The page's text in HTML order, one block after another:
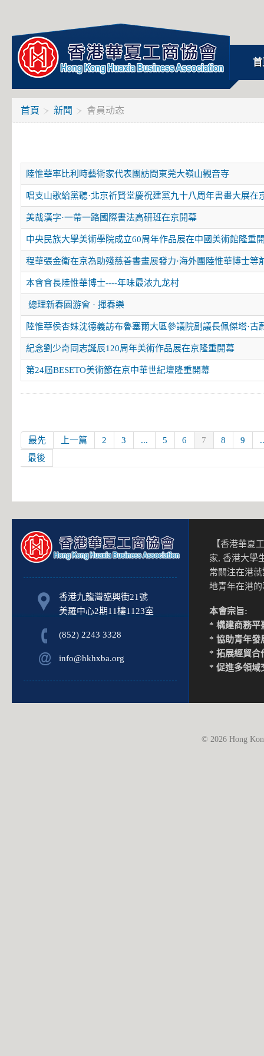
首
首頁 新聞 會員动态
陸惟華率比利時藝術家代表團訪問東莞大嶺山觀音寺
唱支山歌給黨聽·北京祈賢堂慶祝建黨九十八周年書畫大展在
美哉漢字·一帶一路國際書法高研班在京開幕
中央民族大學美術學院成立60周年作品展在中國美術館隆重
程華張金衛在京為助殘慈善書畫展發力·海外團陸惟華博士等
本會會長陸惟華博士----年味最浓九龙村
總理新春園游會 · 揮春樂
陸惟華侯杏妹沈德義訪布魯塞爾大區參議院副議長佩傑塔·古
紀念劉少奇同志誕辰120周年美術作品展在京隆重開幕
第24屆BESETO美術節在京中華世紀壇隆重開幕
最先 上一篇 2 3 ... 5 6 7 8 9
最後
香港九龍灣臨興街21號
美羅中心2期11樓1123室
(852) 2243 3328
info@hkhxba.org
【香港華夏
家, 香港大學
常關注在港
地青年在港
本會宗旨:
* 構建商務平
* 協助青年發
* 拓展經貿合
* 促進多領域
© 2026 Hong